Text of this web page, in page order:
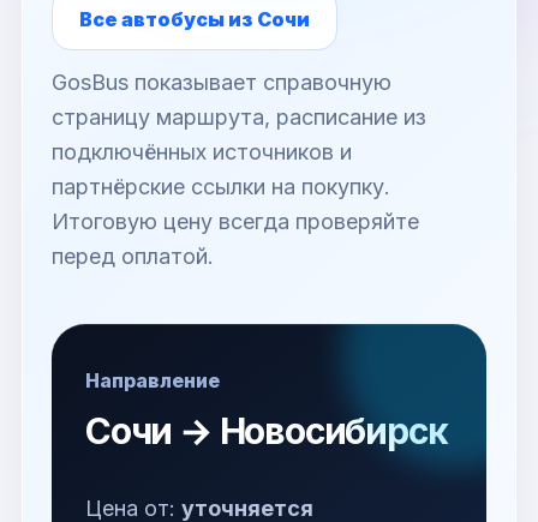
Все автобусы из Сочи
GosBus показывает справочную
страницу маршрута, расписание из
подключённых источников и
партнёрские ссылки на покупку.
Итоговую цену всегда проверяйте
перед оплатой.
Направление
Сочи → Новосибирск
Цена от: уточняется